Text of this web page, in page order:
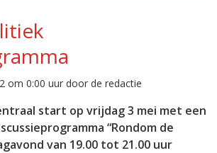
om 0:00 uur door de redactie
start op vrijdag 3 mei met een
“Rondom de
van 19.00 tot 21.00 uur